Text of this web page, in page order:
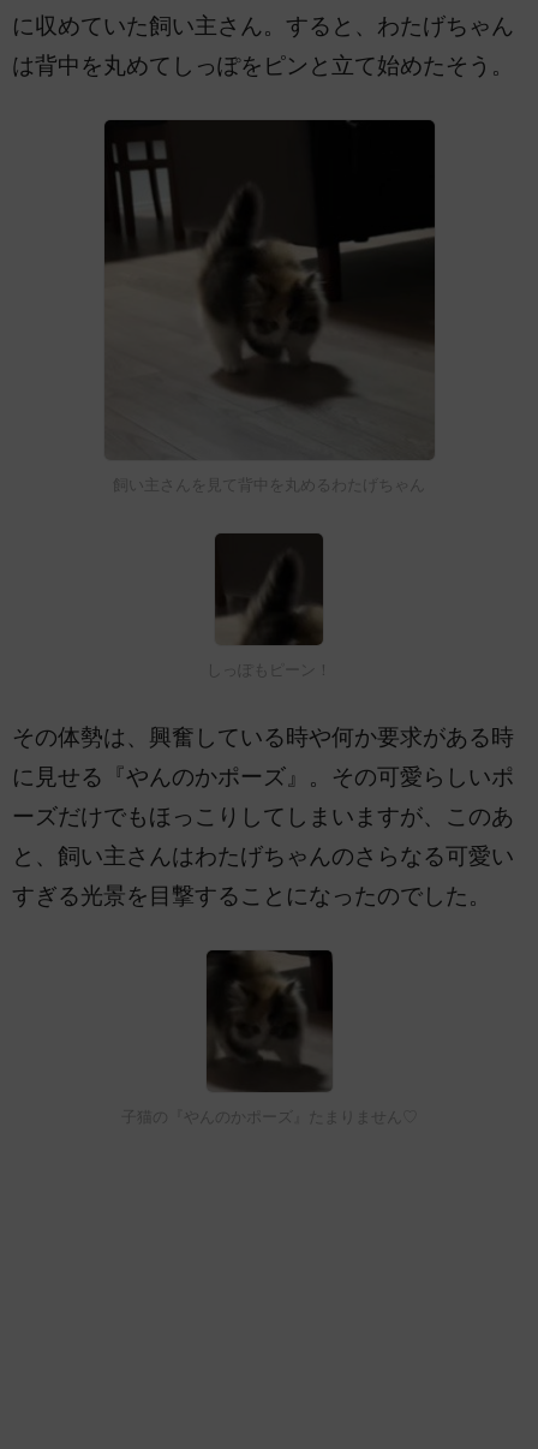
に収めていた飼い主さん。すると、わたげちゃん
は背中を丸めてしっぽをピンと立て始めたそう。
飼い主さんを見て背中を丸めるわたげちゃん
しっぽもピーン！
その体勢は、興奮している時や何か要求がある時
に見せる『やんのかポーズ』。その可愛らしいポ
ーズだけでもほっこりしてしまいますが、このあ
と、飼い主さんはわたげちゃんのさらなる可愛い
すぎる光景を目撃することになったのでした。
子猫の『やんのかポーズ』たまりません♡